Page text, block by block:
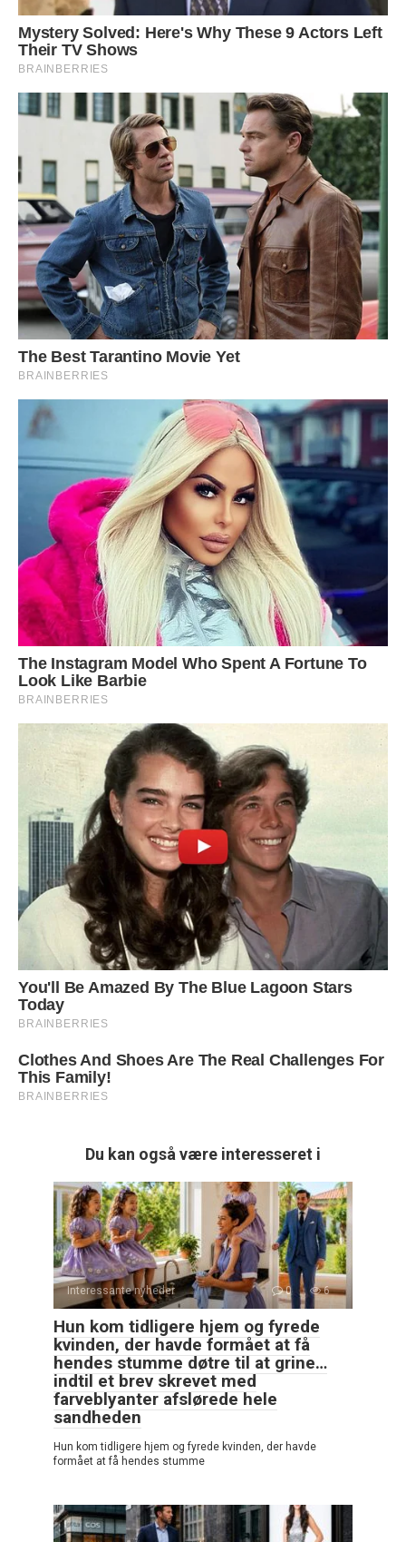
Du kan også være interesseret i
Interessante nyheder 0 6
Hun kom tidligere hjem og fyrede
kvinden, der havde formået at få
hendes stumme døtre til at grine…
indtil et brev skrevet med
farveblyanter afslørede hele
sandheden
Hun kom tidligere hjem og fyrede kvinden, der havde
formået at få hendes stumme